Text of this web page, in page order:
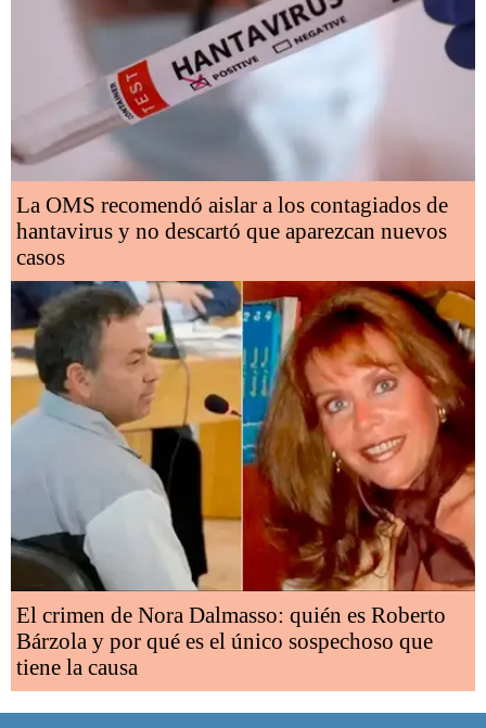
La OMS recomendó aislar a los contagiados de
hantavirus y no descartó que aparezcan nuevos
casos
El crimen de Nora Dalmasso: quién es Roberto
Bárzola y por qué es el único sospechoso que
tiene la causa